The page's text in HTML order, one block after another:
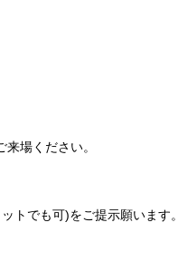
場ください。
トでも可)をご提示願います。